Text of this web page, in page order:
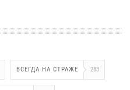
ВСЕГДА НА СТРАЖЕ 283